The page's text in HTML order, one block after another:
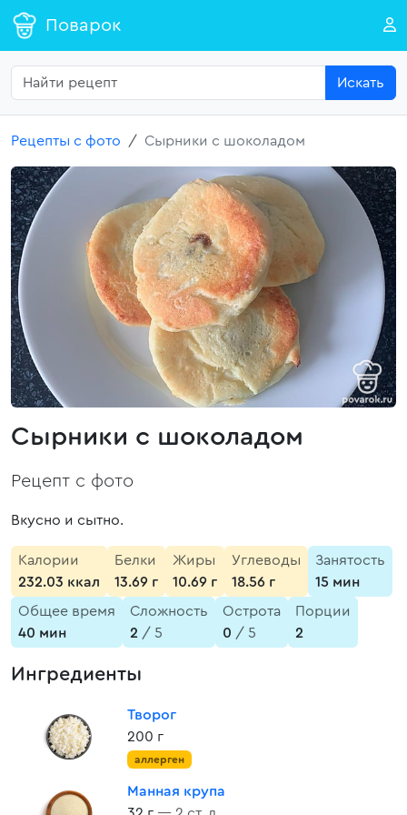
Поварок
Искать
Рецепты с фото Сырники с шоколадом
Сырники с шоколадом
Рецепт с фото
Вкусно и сытно.
Калории
232.03 ккал
Белки
13.69 г
Жиры
10.69 г
Углеводы
18.56 г
Занятость
15 мин
Общее время
40 мин
Сложность
2 / 5
Острота
0 / 5
Порции
2
Ингредиенты
Творог
200 г
аллерген
Манная крупа